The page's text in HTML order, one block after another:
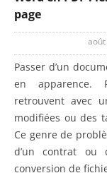
page
Passer d’un
en apparence.
retrouvent avec
modifiées ou des
Ce genre de
d’un contrat ou
conversion de